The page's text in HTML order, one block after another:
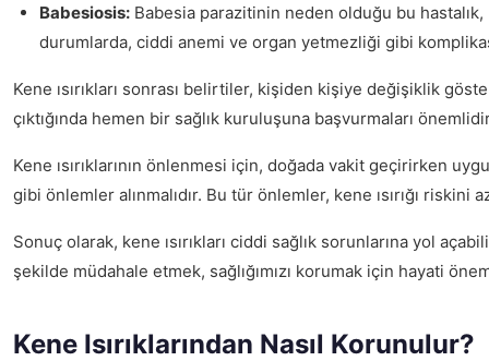
Babesiosis: Babesia parazitinin neden olduğu bu hastalık,
durumlarda, ciddi anemi ve organ yetmezliği gibi
Kene ısırıkları sonrası belirtiler, kişiden kişiye değişiklik
çıktığında hemen bir sağlık kuruluşuna başvurmaları
Kene ısırıklarının önlenmesi için, doğada vakit geçirirken
gibi önlemler alınmalıdır. Bu tür önlemler, kene ısırığı riskini
Sonuç olarak, kene ısırıkları ciddi sağlık sorunlarına yol
şekilde müdahale etmek, sağlığımızı korumak için hayati
Kene Isırıklarından Nasıl Korunulur?